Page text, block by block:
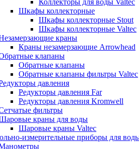
Коллекторы для воды Valtec
Шкафы коллекторные
Шкафы коллекторные Stout
Шкафы коллекторные Valtec
краны
Краны незамерзающие Arrowhead
клапаны
Обратные клапаны
Обратные клапаны фильтры Valtec
давления
Редукторы давления Far
Редукторы давления Kromwell
фильтры
краны для воды
Шаровые краны Valtec
измерительные приборы для